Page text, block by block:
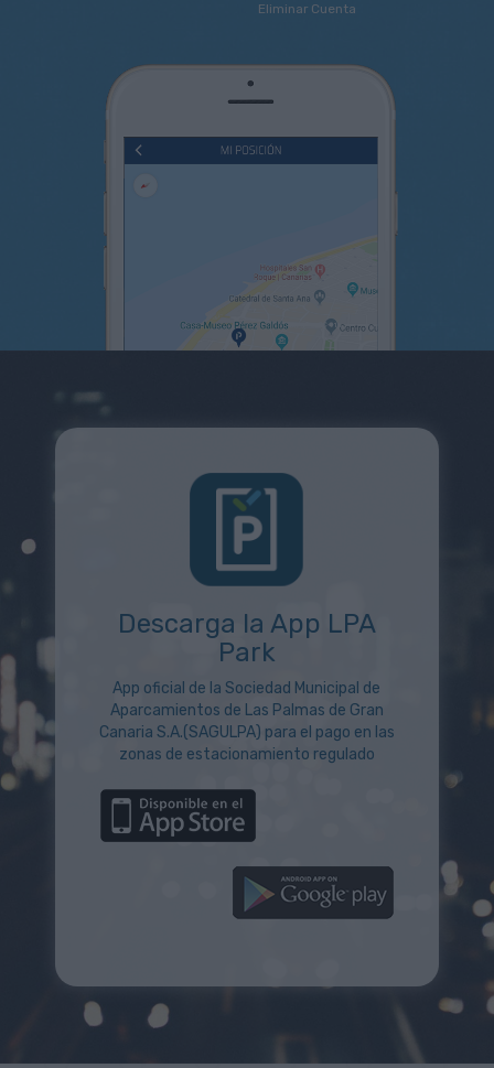
Eliminar Cuenta
Descarga la App LPA
Park
App oficial de la Sociedad Municipal de
Aparcamientos de Las Palmas de Gran
Canaria S.A.(SAGULPA) para el pago en las
zonas de estacionamiento regulado